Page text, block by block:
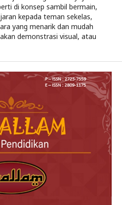
di konsep sambil bermain,
kepada teman sekelas,
yang menarik dan mudah
demonstrasi visual, atau